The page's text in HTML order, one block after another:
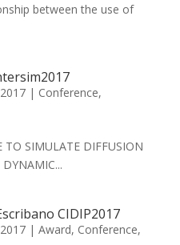
between the use of
| Conference,
TO SIMULATE DIFFUSION
CIDIP2017
| Award, Conference,